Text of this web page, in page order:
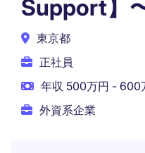
Support】
東京都
正社員
年収 500万円 - 600
外資系企業